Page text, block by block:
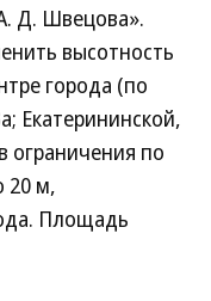
Д. Швецова».
высотность
города (по
Екатерининской,
ограничения по
20 м,
Площадь